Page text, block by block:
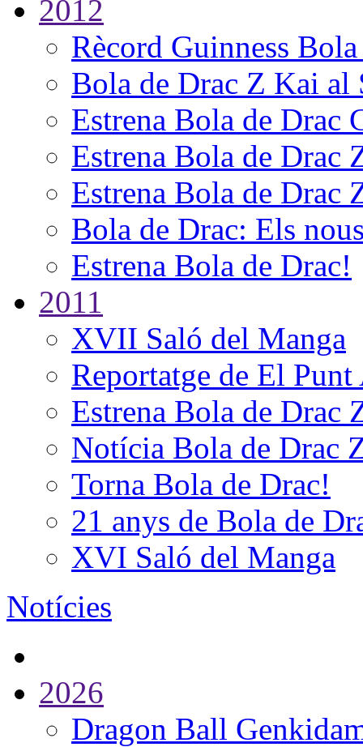
2012
Rècord Guinness
Bola de Drac Z Kai al
Estrena Bola de Drac
Estrena Bola de Drac
Estrena Bola de Drac
Bola de Drac: Els
Estrena Bola de Drac!
2011
XVII Saló del Manga
Reportatge de El
Estrena Bola de Drac
Notícia Bola de Drac
Torna Bola de Drac!
21 anys de Bola de
XVI Saló del Manga
Notícies
2026
Dragon Ball